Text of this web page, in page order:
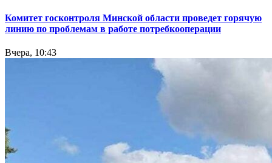
Комитет госконтроля Минской области проведет горячую
линию по проблемам в работе потребкооперации
Вчера, 10:43